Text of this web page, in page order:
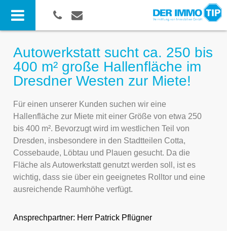
Autowerkstatt sucht ca. 250 bis
400 m² große Hallenfläche im
Dresdner Westen zur Miete!
Für einen unserer Kunden suchen wir eine
Hallenfläche zur Miete mit einer Größe von etwa 250
bis 400 m². Bevorzugt wird im westlichen Teil von
Dresden, insbesondere in den Stadtteilen Cotta,
Cossebaude, Löbtau und Plauen gesucht. Da die
Fläche als Autowerkstatt genutzt werden soll, ist es
wichtig, dass sie über ein geeignetes Rolltor und eine
ausreichende Raumhöhe verfügt.
Ansprechpartner: Herr Patrick Pflügner